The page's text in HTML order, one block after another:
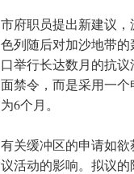
市府职员提出新建议，
色列随后对加沙地带
口举行长达数月的抗
面禁令，而是采用一
为6个月。
有关缓冲区的申请如
议活动的影响。拟议